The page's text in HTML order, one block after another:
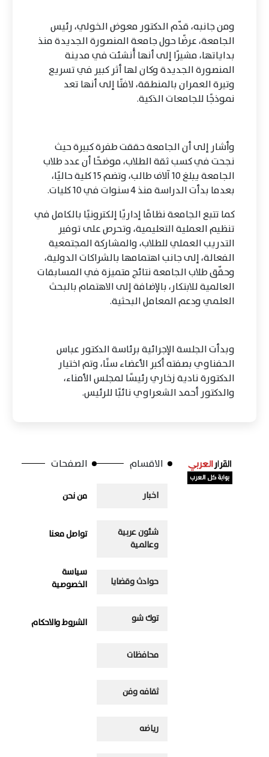
ومن جانبه، قدّم الدكتور معوض الخولي، رئيس
الجامعة، عرضًا حول جامعة المنصورة الجديدة منذ
بداياتها، مشيرًا إلى أنها أُنشئت في مدينة
المنصورة الجديدة وكان لها أثر كبير في تسريع
وتيرة العمران بالمنطقة، لافتًا إلى أنها تعد
نموذجًا للجامعات الذكية.
وأشار إلى أن الجامعة حققت طفرة كبيرة حيث
نجحت في كسب ثقة الطلاب، موضحًا أن عدد طلاب
الجامعة يبلغ 10 آلاف طالب، وتضم 15 كلية حاليًا،
بعدما بدأت الدراسة منذ 4 سنوات في 10 كليات.
كما تتبع الجامعة نظامًا إداريًا إلكترونيًا بالكامل في
تنظيم العملية التعليمية، وتحرص على توفير
التدريب العملي للطلاب، والمشاركة المجتمعية
الفعالة، إلى جانب اهتمامها بالشراكات الدولية،
وحقّق طلاب الجامعة نتائج متميزة في المسابقات
العالمية للابتكار، بالإضافة إلى الاهتمام بالبحث
العلمي ودعم المعامل البحثية.
وبدأت الجلسة الإجرائية برئاسة الدكتور عباس
الحفناوي بصفته أكبر الأعضاء سنًا، وتم اختيار
الدكتورة نادية زخاري رئيسًا لمجلس الأمناء،
والدكتور أحمد الشعراوي نائبًا للرئيس.
الاقسام
اخبار
شئون عربية
وعالمية
حوادث وقضايا
توك شو
محافظات
ثقافه وفن
رياضه
الصفحات
من نحن
تواصل معنا
سياسة
الخصوصية
الشروط والاحكام